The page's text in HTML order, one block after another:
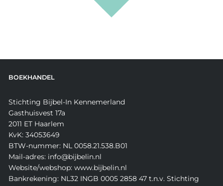
BOEKHANDEL
Stichting Bijbel-In Kennemerland
Gasthuisvest 17a
2011 ET Haarlem
KvK: 34053649
BTW-nummer: NL 0058.21.538.B01
Mail-adres: info@bijbelin.nl
Website/webshop: www.bijbelin.nl
Bankrekening: NL32 INGB 0005 2858 47 t.n.v. Stichting